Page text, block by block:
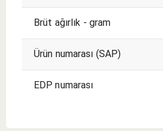
Brüt ağırlık - gram
Ürün numarası (SAP)
EDP numarası